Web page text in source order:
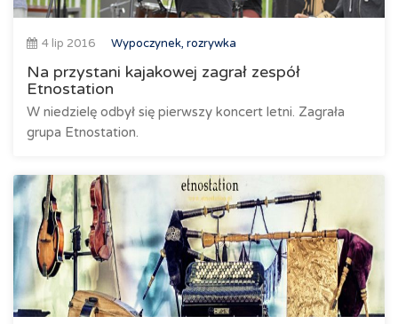
4 lip 2016 Wypoczynek, rozrywka
Na przystani kajakowej zagrał zespół
Etnostation
W niedzielę odbył się pierwszy koncert letni. Zagrała
grupa Etnostation.